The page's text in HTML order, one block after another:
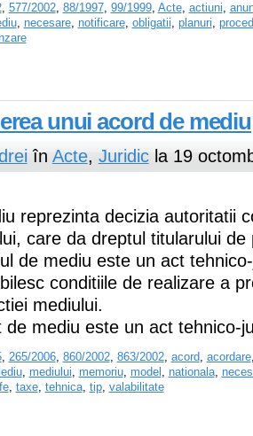
, 577/2002, 88/1997, 99/1999, Acte, actiuni,
, necesare, notificare, obligatii, planuri,
unui acord de mediu
în Acte, Juridicla 19
reprezinta decizia autoritatii
care da dreptul titularului de
de mediu este un act
conditiile de realizare a
mediului.
de mediu este un act tehnico-
, 265/2006, 860/2002, 863/2002, acord, acordare
, mediului, memoriu, model , nationala,
, taxe, tehnica, tip, valabilitate